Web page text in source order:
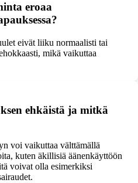
eroaa
eivät liiku normaalisti tai
mikä vaikuttaa
ehkäistä ja mitkä
voi vaikuttaa välttämällä
kuten äkillisiä äänenkäyttöön
voivat olla esimerkiksi